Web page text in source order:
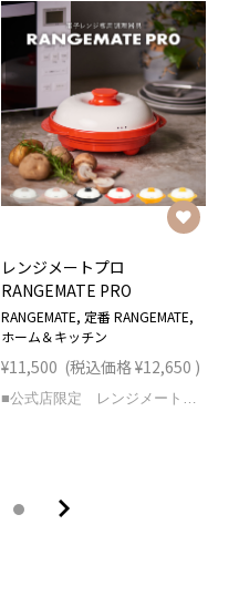
レンジメートプロ
RANGEMATE PRO
RANGEMATE, 定番 RANGEMATE,
ホーム＆キッチン
¥11,500 (税込価格¥12,650 )
■公式店限定 レンジメート専用ショッパー付き公式店でレンジメートプロをご注文で、専用ショッパーを同梱してお届けいたします！※数量限定のため、限定数に達し次第予告なく終了となります。予めご了承ください。 ※専用ショッパーがご不要な場合でも、もれなくショッパーをお届けします。※専用ショッパーについての個別対応はできかねます。フタをして電子レンジで加熱するだけ。焼き塩さばであればたった4分、グリルで焼いたような香ばしい焼き目がつきます。電子レンジ調理だから失敗いらず、油跳ねや匂いも気になりません。慌ただしい朝の朝食やお弁当作りも火を使わないので安心です。夕食のあと一品やワンプレートランチ、来客時の簡単おつまみなど様々なシーンで活躍します。●【電子レンジ調理器具の革命！レンジメートプロで本格調理】電子レンジで焼き魚からパスタまで、フタをして加熱するだけでフライパンで焼いたような本格的な焼き目が実現。面倒な魚焼きグリル掃除は一切不要で、レンジ調理器として毎日の料理が劇的に簡単になります。●【1台8役の多機能レンジ調理器具】電子レンジ魚焼き、パスタ レンジ調理、一人鍋、蒸し器としても活躍。《焼く》《炒める》《炊く》《蒸す》《茹でる》《煮る》《温め直す》《アレンジ》の8つの調理法がこれ一台で完結。シリコンスチーマーやスープメーカーの代わりとしても優秀な万能調理器具です。●【特許取得の加熱技術で電子レンジで焼き魚も完璧】特殊発熱体である本体内部の蓄熱ヒートコアがマイクロ波に反応して、発熱。短時間で300度以上の高温を実現。レンジで焼き魚を調理する際も、魚焼き器やグリルパン不要で香ばしい焼き目がつきます。栄養と旨味を逃さず、レンジグリルとして本格的な仕上がりを提供します。●【お手入れ簡単！フッ素樹脂コーティング採用】魚焼きレンジ調理後も、フッ素樹脂コーティング加工で焦げつきにくく、丸洗い可能。タッパー レンジ対応製品のように気軽に扱えて、面倒な魚焼きグリル掃除からも解放されます。●【火を使わず安心・安全な電子レンジ調理器】ご高齢の方、小さなお子様がいるご家庭、料理初心者、一人暮らしの方に最適。オーブンレンジやコンベクションオーブン不要で、電子レンジ調理器具として手軽に本格調理が楽しめます。●【電子レンジで直火のような調理】一般的なマイクロ波による直接的な摩擦熱での温めに比べレンジメートプロならセラミックコーティングのフタが直接食材にあたることを防ぎ、 本体内部の蓄熱ヒートコアが発熱することで焼き目がつきます。●【高い蓄熱性で保温効果も抜群】調理後はそのまま食卓へ。スープジャーのように温かい状態をキープし、洗い物削減で家事の時短にも貢献。レンジ鍋、調理器具としても食器としても活躍します。●【優れた熱効率】特許取得の加熱技術により、プレートを300度以上の高熱にすることで、 まるでフライパン調理のような香ばしい焼き目調理が、短時間で可能です。●【専用レシピBOOK付き】レンジでパスタ、惣菜の再加熱など様々なレシピを掲載。高性能電子レンジ調理器として、毎日の献立をサポートします。●【大切な人へ気持ちを伝えるプレゼントに】誕生日、母の日、敬老の日、就職祝い、結婚祝い、出産祝い などなど 大切な人へのプレゼントにいかがですか？ ブランド RANGEMATE (レンジメート) 製品名 RANGEMATE PRO (レンジメート プロ) 型番 RGM-10 メーカー希望小売価格 11,500円 (税込価格12,650円) カラー レッド / ブラック / オレンジ / イエロー / クレイピンク / グレージュ サイズ(約) 本体：外径/22.5cm×高さ6.6cm×全長25.8cm(持ち手を含む) 内径/20.8cm・深さ1.5cmフタ：直径/20.7cm×高さ6.0cm 重量(約) 809g 容量(約) 530ml 材質 アルミメッキ鋼板(本体内側ふっ素樹脂塗膜加工)・SPS(シンジオタクチックポリスチレン)・セラミック・アルミナ繊維・シリコーン 対応温度(樹脂部分) -20℃〜190℃ セット内容 本体・取扱説明書兼専用レシピブック(44品) 保証期間 1年 生産国 韓国